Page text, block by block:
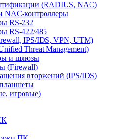
(RADIUS, NAC)
NAC-контроллеры
RS-232
RS-422/485
IPS/IDS, VPN, UTM)
Threat Management)
и шлюзы
(Firewall)
вторжений (IPS/IDS)
игровые)